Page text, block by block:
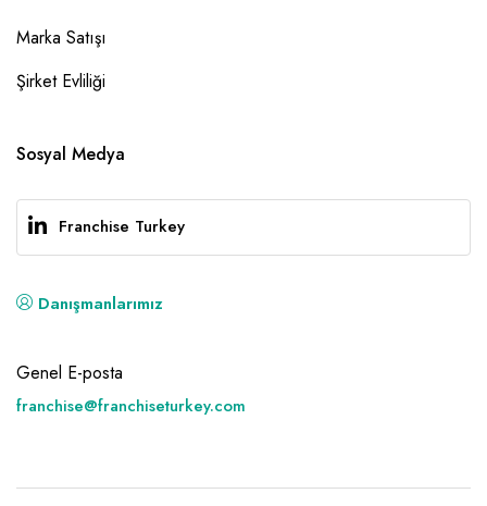
Marka Satışı
Şirket Evliliği
Sosyal Medya
Franchise Turkey
Danışmanlarımız
Genel E-posta
franchise@franchiseturkey.com